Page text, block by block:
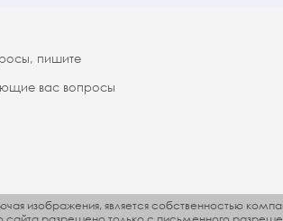
пишите
вас вопросы
изображения, является собственностью